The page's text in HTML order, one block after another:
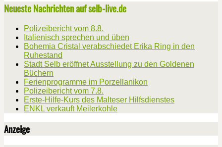
Neueste Nachrichten auf selb-live.de
Polizeibericht vom 8.8.
Italienisch sprechen und üben
Bohemia Cristal verabschiedet Erika Ring in den
Ruhestand
Stadt Selb eröffnet Ausstellung zu den Goldenen
Büchern
Ferienprogramme im Porzellanikon
Polizeibericht vom 7.8.
Erste-Hilfe-Kurs des Malteser Hilfsdienstes
ENKL verkauft Meilerkohle
Anzeige